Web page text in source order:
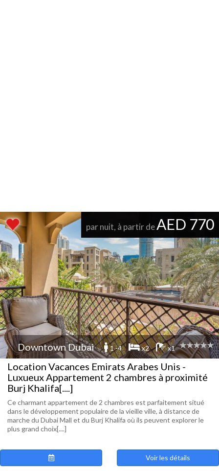
par nuit, à partir deAED 770
Downtown Dubai 1 -4 x2 x1
Location Vacances Emirats Arabes Unis -
Luxueux Appartement 2 chambres à proximité
Burj Khalifa[....]
Ce charmant appartement de 2 chambres est parfaitement situé
dans le développement populaire de la vieille ville, à distance de
marche du Dubai Mall et du Burj Khalifa où ils peuvent explorer le
plus grand choix[....]
Voir les détails